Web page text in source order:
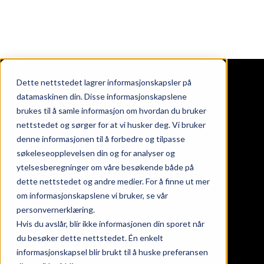
Dette nettstedet lagrer informasjonskapsler på
datamaskinen din. Disse informasjonskapslene
brukes til å samle informasjon om hvordan du bruker
nettstedet og sørger for at vi husker deg. Vi bruker
denne informasjonen til å forbedre og tilpasse
søkeleseopplevelsen din og for analyser og
ytelsesberegninger om våre besøkende både på
dette nettstedet og andre medier. For å finne ut mer
om informasjonskapslene vi bruker, se vår
personvernerklæring.
Hvis du avslår, blir ikke informasjonen din sporet når
du besøker dette nettstedet. Én enkelt
informasjonskapsel blir brukt til å huske preferansen
at work
24, 26 & 28
torg